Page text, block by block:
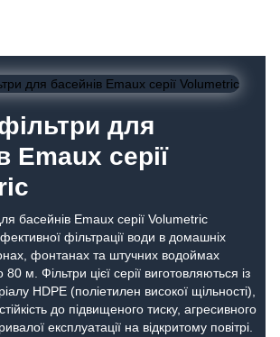
для
Emaux серії
басейнів Emaux серії Volumetric
фільтрації води в домашніх
фонтанах та штучних водоймах
м. Фільтри цієї серії виготовляються із
HDPE (поліетилен високої щільності),
до підвищеного тиску, агресивного
експлуатації на відкритому повітрі.